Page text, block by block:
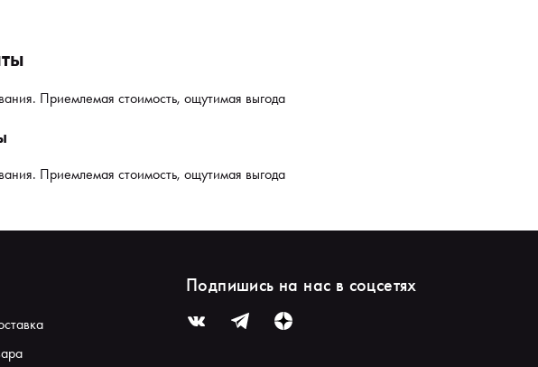
Приемлемая стоимость, ощутимая выгода
Приемлемая стоимость, ощутимая выгода
Подпишись на нас в соцсетях